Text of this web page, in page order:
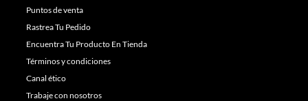
Puntos de venta
Rastrea Tu Pedido
Encuentra Tu Producto En Tienda
Términos y condiciones
Canal ético
Trabaje con nosotros